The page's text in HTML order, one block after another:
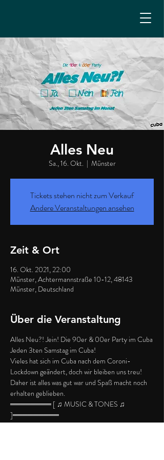
Alles Neu
Sa., 16. Okt.
  |
Münster
Tickets stehen nicht zum Verkauf
Andere Veranstaltungen ansehen
Zeit & Ort
16. Okt. 2021, 22:00
Münster, Achtermannstraße 10-12, 48143
Münster, Deutschland
Über die Veranstaltung
Alles Neu?! Jein! Die 90er & 00er Party im Cuba
Jeden 3ten Samstag im Cuba!
Vieles hat sich im Cuba nach dem Coroni-
Lockdown geändert, doch wir bleiben uns treu!
Daher ist alles was gut war und Spaß macht noch
erhalten geblieben.
════════ [ ♫ MUSIC & TONES ♫
]═════════
- First Floor: - Charts/Cuba-Hits/Clubbing-